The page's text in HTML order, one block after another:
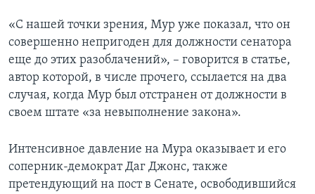
«С нашей точки зрения, Мур уже показал, что он
совершенно непригоден для должности сенатора
еще до этих разоблачений», – говорится в статье,
автор которой, в числе прочего, ссылается на два
случая, когда Мур был отстранен от должности в
своем штате «за невыполнение закона».
Интенсивное давление на Мура оказывает и его
соперник-демократ Даг Джонс, также
претендующий на пост в Сенате, освободившийся